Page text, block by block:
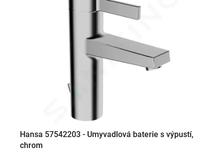
Hansa 57542203 - Umyvadlová baterie s výpustí,
chrom